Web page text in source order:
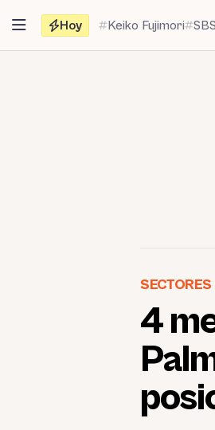
contenido
Hoy Keiko Fujimori
SECTORES
4